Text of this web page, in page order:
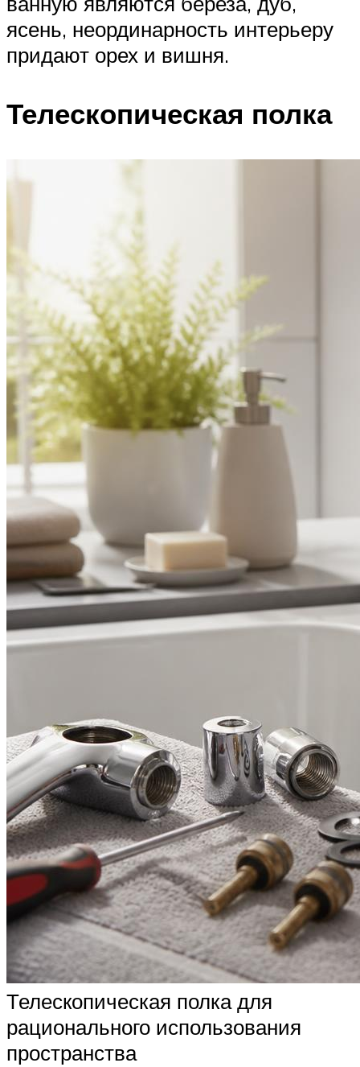
ясень, неординарность интерьеру
придают орех и вишня.
Телескопическая полка
Телескопическая полка для
рационального использования
пространства